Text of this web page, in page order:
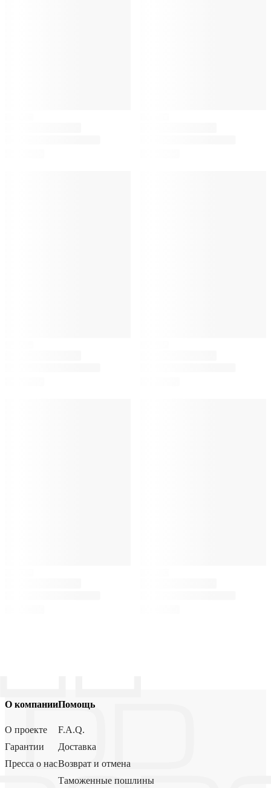
О компании
О проекте
Гарантии
Пресса о нас
Помощь
F.A.Q.
Доставка
Возврат и отмена
Таможенные пошлины